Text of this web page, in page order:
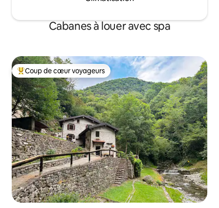
Cabanes à louer avec spa
Coup de cœur voyageurs parmi les plus aimés
Coup de cœur voyageurs